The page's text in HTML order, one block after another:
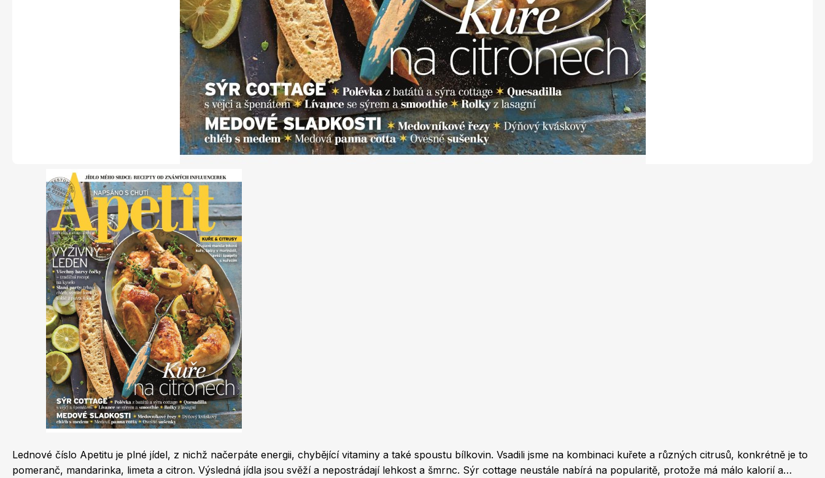
Chip
Sudoku a křížovky
Dětské časopisy
Burda Easy
Burda Best of Plus
Burda Best of
Burda Kids
Lednové číslo Apetitu je plné jídel, z nichž načerpáte energii, chybějící vitaminy a také spoustu bílkovin. Vsadili jsme na kombinaci kuřete a různých citrusů, konkrétně je to
pomeranč, mandarinka, limeta a citron. Výsledná jídla jsou svěží a nepostrádají lehkost a šmrnc. Sýr cottage neustále nabírá na popularitě, protože má málo kalorií a